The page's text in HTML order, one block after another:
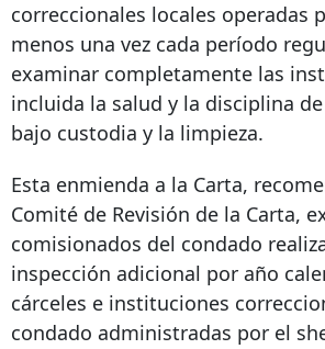
correccionales locales operadas
menos una vez cada período
examinar completamente las
incluida la salud y la disciplina
bajo custodia y la limpieza.
Esta enmienda a la Carta,
Comité de Revisión de la Carta,
comisionados del condado
inspección adicional por año
cárceles e instituciones
condado administradas por el